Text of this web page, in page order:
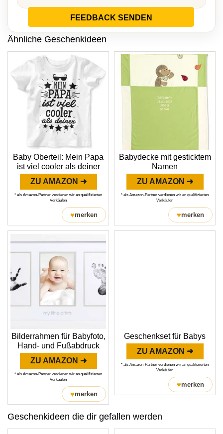
FEEDBACK SENDEN
Ähnliche Geschenkideen
Baby Oberteil: Mein Papa
ist viel cooler als deiner
ZU AMAZON ➜
* als Amazon-Partner verdienen wir an qualifizierten
Verkäufen
♥merken
Babydecke mit gesticktem
Namen
ZU AMAZON ➜
* als Amazon-Partner verdienen wir an qualifizierten
Verkäufen
♥merken
Bilderrahmen für Babyfoto,
Hand- und Fußabdruck
ZU AMAZON ➜
* als Amazon-Partner verdienen wir an qualifizierten
Verkäufen
♥merken
Geschenkset für Babys
ZU AMAZON ➜
* als Amazon-Partner verdienen wir an qualifizierten
Verkäufen
♥merken
Geschenkideen die dir gefallen werden